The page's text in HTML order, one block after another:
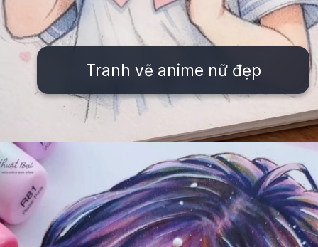
Tranh vẽ anime nữ đẹp
Đang mở https://issiloo.edu.vn/cach-ve-tranh-anime